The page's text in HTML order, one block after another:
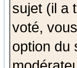
sujet (il a
voté,
option du